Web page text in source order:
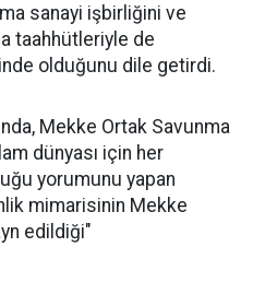
sanayi işbirliğini ve
taahhütleriyle de
olduğunu dile getirdi.
Mekke Ortak Savunma
dünyası için her
yorumunu yapan
mimarisinin Mekke
edildiği"